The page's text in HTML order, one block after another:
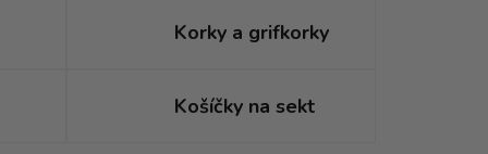
Korky a grifkorky
Košíčky na sekt